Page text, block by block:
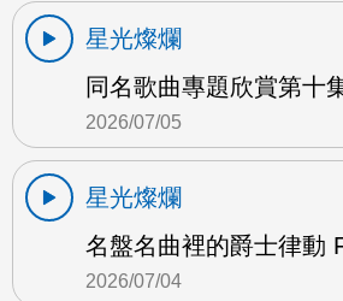
星光燦爛
同名歌曲專題欣賞第十
2026/07/05
星光燦爛
名盤名曲裡的爵士律動
2026/07/04